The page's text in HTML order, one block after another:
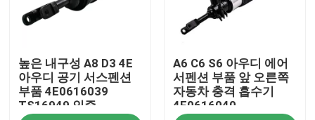
우리 에 관한 것
공장 투어
품질 관리
높은 내구성 A8 D3 4E
아우디 공기 서스펜션
부품 4E0616039
TS16949 인증
A6 C6 S6 아우디 에어
서펜션 부품 앞 오른쪽
자동차 충격 흡수기
4F0616040